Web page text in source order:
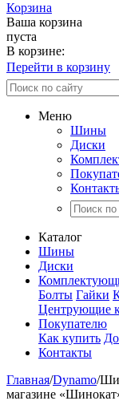
Корзина
Ваша корзина
пуста
В корзине:
Перейти в корзину
Меню
Шины
Диски
Каталог
Шины
Диски
Болты Гайки
Центрующие
Покупателю
Как купить
Контакты
Главная/Dynamo/
магазине